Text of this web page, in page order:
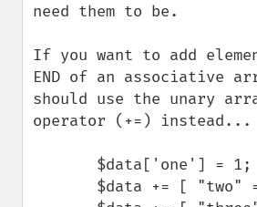
need them to be.
If you want to add
END of an associative
should use the unary
operator (+=) instead...